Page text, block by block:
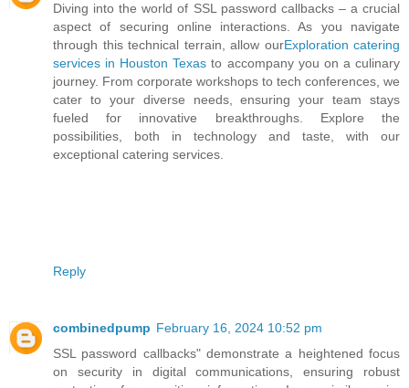
Diving into the world of SSL password callbacks – a crucial
aspect of securing online interactions. As you navigate
through this technical terrain, allow ourExploration catering
services in Houston Texas to accompany you on a culinary
journey. From corporate workshops to tech conferences, we
cater to your diverse needs, ensuring your team stays
fueled for innovative breakthroughs. Explore the
possibilities, both in technology and taste, with our
exceptional catering services.
Reply
combinedpump February 16, 2024 10:52 pm
SSL password callbacks" demonstrate a heightened focus
on security in digital communications, ensuring robust